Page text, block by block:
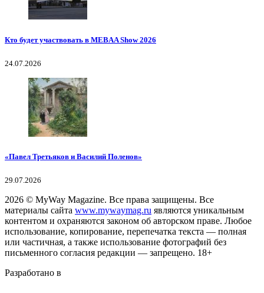
Кто будет участвовать в MEBAA Show 2026
24.07.2026
«Павел Третьяков и Василий Поленов»
29.07.2026
2026 © MyWay Magazine. Все права защищены. Все
материалы сайта www.mywaymag.ru являются уникальным
контентом и охраняются законом об авторском праве. Любое
использование, копирование, перепечатка текста — полная
или частичная, а также использование фотографий без
письменного согласия редакции — запрещено. 18+
Разработано в